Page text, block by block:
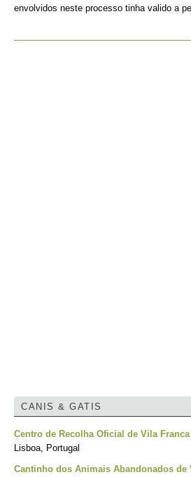
envolvidos neste processo tinha valido a
CANIS & GATIS
Centro de Recolha Oficial de Vila
Lisboa, Portugal
Cantinho dos Animais Abandonados de